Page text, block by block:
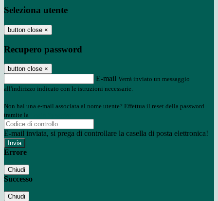
Seleziona utente
button close ×
Recupero password
button close ×
E-mail Verrà inviato un messaggio
all'indirizzo indicato con le istruzioni necessarie.
Non hai una e-mail associata al nome utente? Effettua il reset della password
tramite la
E-mail inviata, si prega di controllare la casella di posta elettronica!
Errore
Chiudi
Successo
Chiudi